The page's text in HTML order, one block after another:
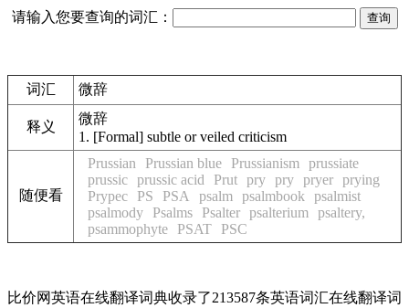
请输入您要查询的词汇：
词汇 微辞
释义
微辞
1. [Formal] subtle or veiled criticism
随便看
Prussian Prussian blue Prussianism
prussiate
prussic prussic acid Prut pry pry pryer prying
Prypec
PS PSA psalm psalmbook
psalmist
psalmody
Psalms Psalter psalterium
psaltery,
psammophyte
PSAT PSC
比价网英语在线翻译词典收录了213587条英语词汇在线翻译词